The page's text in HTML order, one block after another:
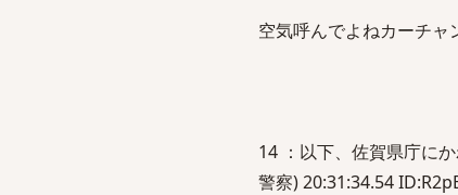
空気呼んでよねカーチャ
14 ：以下、佐賀県庁に
警察) 20:31:34.54